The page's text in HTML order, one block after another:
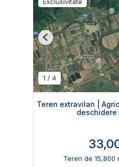
1 / 4
Previous
Teren extravilan |
deschidere
Teren de 15,800